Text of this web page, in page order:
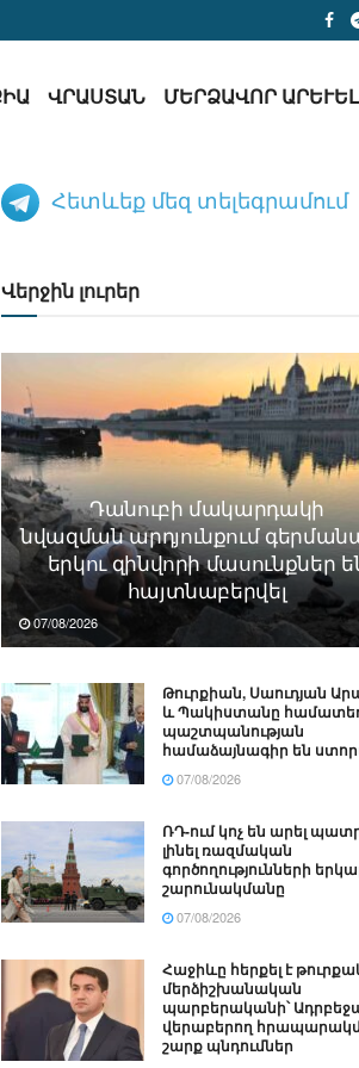
ՎՐԱՍՏԱՆ ՄԵՐՁԱՎՈՐ ԱՐԵՒԵԼՔ
Հետևեք մեզ տելեգրամում
Վերջին լուրեր
Դանուբի մակարդակի
նվազման արդյունքում
երկու զինվորի մասունքներ
հայտնաբերվել
07/08/2026
Թուրքիան, Սաուդյան
և Պակիստանը
պաշտպանության
համաձայնագիր են
07/08/2026
ՌԴ-ում կոչ են արել
լինել ռազմական
գործողությունների
շարունակմանը
07/08/2026
Հաջիևը հերքել է
մերձիշխանական
պարբերականի՝
վերաբերող
շարք պնդումներ